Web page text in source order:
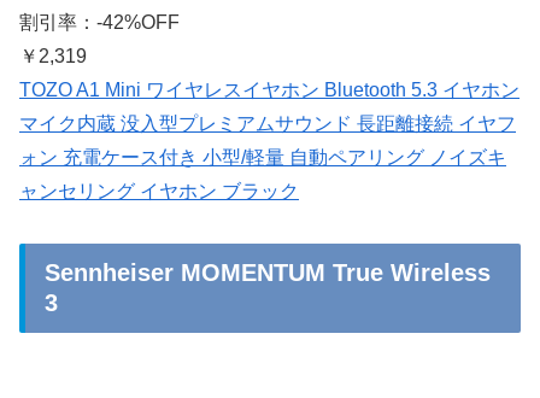
割引率：-42%OFF
￥2,319
TOZO A1 Mini ワイヤレスイヤホン Bluetooth 5.3 イヤホン
マイク内蔵 没入型プレミアムサウンド 長距離接続 イヤフ
ォン 充電ケース付き 小型/軽量 自動ペアリング ノイズキ
ャンセリング イヤホン ブラック
Sennheiser MOMENTUM True Wireless
3